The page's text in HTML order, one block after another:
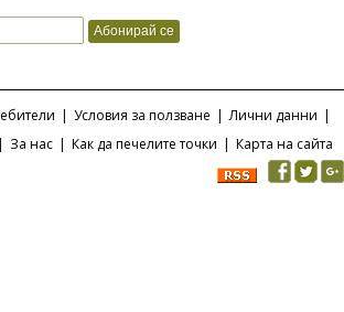
| Условия за ползване | Лични данни |
| За нас | Как да печелите точки | Карта на сайта